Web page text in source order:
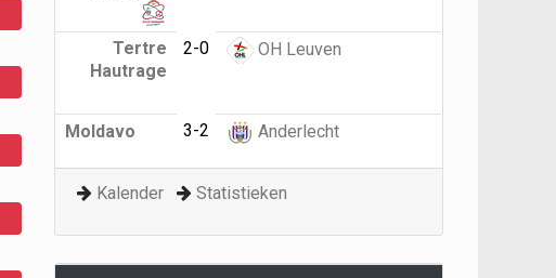
Tertre
Hautrage
2-0 OH Leuven
Moldavo 3-2 Anderlecht
Kalender Statistieken